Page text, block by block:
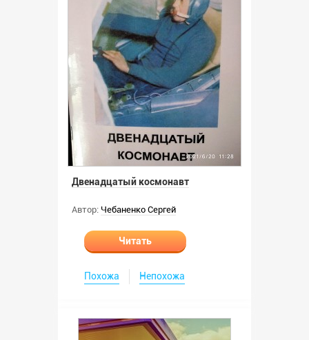
Двенадцатый космонавт
Автор: Чебаненко Сергей
Читать
Похожа Непохожа